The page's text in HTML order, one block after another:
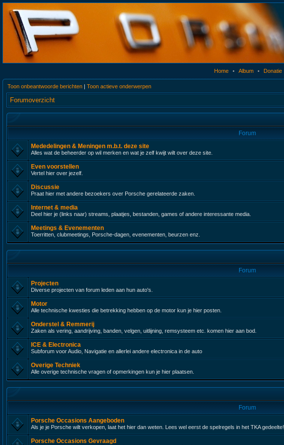
Home • Album • Donatie
Toon onbeantwoorde berichten | Toon actieve onderwerpen
Forumoverzicht
Forum
Mededelingen & Meningen m.b.t. deze site
Alles wat de beheerder op wil merken en wat je zelf kwijt wilt over deze site.
Even voorstellen
Vertel hier over jezelf.
Discussie
Praat hier met andere bezoekers over Porsche gerelateerde zaken.
Internet & media
Deel hier je (links naar) streams, plaatjes, bestanden, games of andere interessante media.
Meetings & Evenementen
Toerritten, clubmeetings, Porsche-dagen, evenementen, beurzen enz.
Forum
Projecten
Diverse projecten van forum leden aan hun auto's.
Motor
Alle technische kwesties die betrekking hebben op de motor kun je hier posten.
Onderstel & Remmerij
Zaken als vering, aandrijving, banden, velgen, uitlijning, remsysteem etc. komen hier aan bod.
ICE & Electronica
Subforum voor Audio, Navigatie en allerlei andere electronica in de auto
Overige Techniek
Alle overige technische vragen of opmerkingen kun je hier plaatsen.
Forum
Porsche Occasions Aangeboden
Als je je Porsche wilt verkopen, laat het hier dan weten. Lees wel eerst de spelregels in het TKA gedeelte!
Porsche Occasions Gevraagd